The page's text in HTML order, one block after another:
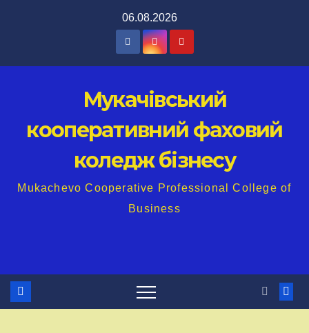
06.08.2026
Мукачівський
кооперативний фаховий
коледж бізнесу
Mukachevo Cooperative Professional College of
Business